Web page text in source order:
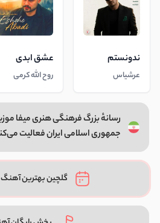
ندونستم
عرشیاس
عشق ابدی
روح الله کرمی
رسانهٔ بزرگ فرهنگی هنری میفا
جمهوری اسلامی ایران فعالیت
گلچین بهترین